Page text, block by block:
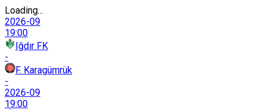
Loading...
2026-09
19:00
Iğdır FK
-
F. Karagümrük
-
2026-09
19:00